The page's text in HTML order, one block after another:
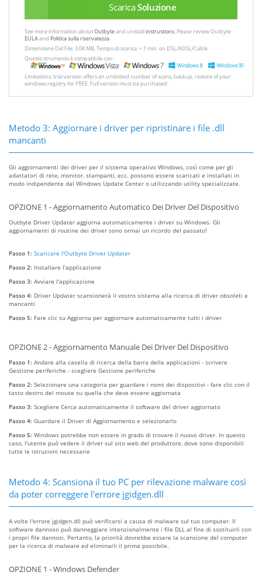
ScaricaSoluzione
See more information aboutOutbyteand unistallinstrustions. Please review Outbyte
EULAand Politica sulla riservatezza
Dimensione Del File: 3.04 MB, Tempo di scarica: < 1 min. on DSL/ADSL/Cable
Questo strumento è compatibile con:
Limitations: trial version offers an unlimited number of scans, backup, restore of your
windows registry for FREE. Full version must be purchased.
Metodo 3: Aggiornare i driver per ripristinare i file .dll
mancanti
Gli aggiornamenti dei driver per il sistema operativo Windows, così come per gli
adattatori di rete, monitor, stampanti, ecc. possono essere scaricati e installati in
modo indipendente dal Windows Update Center o utilizzando utility specializzate.
OPZIONE 1 - Aggiornamento Automatico Dei Driver Del Dispositivo
Outbyte Driver Updater aggiorna automaticamente i driver su Windows. Gli
aggiornamenti di routine dei driver sono ormai un ricordo del passato!
Passo 1: Scaricare l'Outbyte Driver Updater
Passo 2: Installare l'applicazione
Passo 3: Avviare l'applicazione
Passo 4: Driver Updater scansionerà il vostro sistema alla ricerca di driver obsoleti e
mancanti
Passo 5: Fare clic su Aggiorna per aggiornare automaticamente tutti i driver
OPZIONE 2 - Aggiornamento Manuale Dei Driver Del Dispositivo
Passo 1: Andare alla casella di ricerca della barra delle applicazioni - scrivere
Gestione periferiche - scegliere Gestione periferiche
Passo 2: Selezionare una categoria per guardare i nomi dei dispositivi - fare clic con il
tasto destro del mouse su quella che deve essere aggiornata
Passo 3: Scegliere Cerca automaticamente il software del driver aggiornato
Passo 4: Guardare il Driver di Aggiornamento e selezionarlo
Passo 5: Windows potrebbe non essere in grado di trovare il nuovo driver. In questo
caso, l'utente può vedere il driver sul sito web del produttore, dove sono disponibili
tutte le istruzioni necessarie
Metodo 4: Scansiona il tuo PC per rilevazione malware così
da poter correggere l'errore jgidgen.dll
A volte l'errore jgidgen.dll può verificarsi a causa di malware sul tuo computer. Il
software dannoso può danneggiare intenzionalmente i file DLL al fine di sostituirli con
i propri file dannosi. Pertanto, la priorità dovrebbe essere la scansione del computer
per la ricerca di malware ed eliminarli il prima possibile.
OPZIONE 1 - Windows Defender